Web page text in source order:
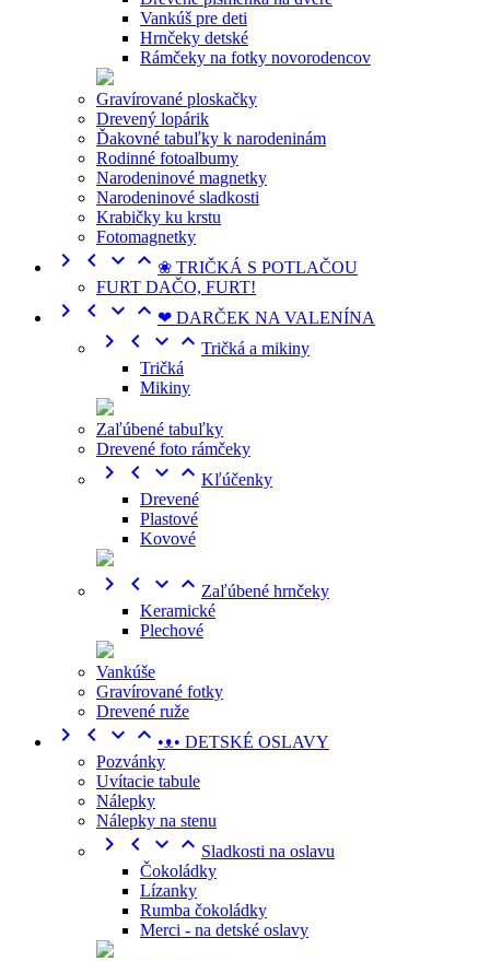
Vankúš pre deti
Hrnčeky detské
Rámčeky na fotky novorodencov
Gravírované ploskačky
Drevený lopárik
Ďakovné tabuľky k narodeninám
Rodinné fotoalbumy
Narodeninové magnetky
Narodeninové sladkosti
Krabičky ku krstu
Fotomagnetky
    ❀ TRIČKÁ S POTLAČOU
FURT DAČO, FURT!
    ❤ DARČEK NA VALENÍNA
    Tričká a mikiny
Tričká
Mikiny
Zaľúbené tabuľky
Drevené foto rámčeky
    Kľúčenky
Drevené
Plastové
Kovové
    Zaľúbené hrnčeky
Keramické
Plechové
Vankúše
Gravírované fotky
Drevené ruže
    •ᴥ• DETSKÉ OSLAVY
Pozvánky
Uvítacie tabule
Nálepky
Nálepky na stenu
    Sladkosti na oslavu
Čokoládky
Lízanky
Rumba čokoládky
Merci - na detské oslavy